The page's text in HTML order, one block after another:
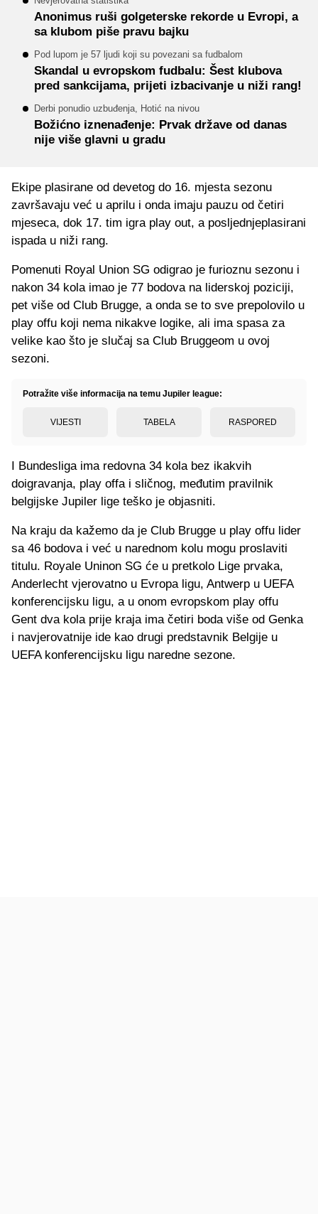
Anonimus ruši golgeterske rekorde u Evropi, a
sa klubom piše pravu bajku
Pod lupom je 57 ljudi koji su povezani sa fudbalom
Skandal u evropskom fudbalu: Šest klubova
pred sankcijama, prijeti izbacivanje u niži rang!
Derbi ponudio uzbuđenja, Hotić na nivou
Božićno iznenađenje: Prvak države od danas
nije više glavni u gradu
Ekipe plasirane od devetog do 16. mjesta sezonu
završavaju već u aprilu i onda imaju pauzu od četiri
mjeseca, dok 17. tim igra play out, a posljednjeplasirani
ispada u niži rang.
Pomenuti Royal Union SG odigrao je furioznu sezonu i
nakon 34 kola imao je 77 bodova na liderskoj poziciji,
pet više od Club Brugge, a onda se to sve prepolovilo u
play offu koji nema nikakve logike, ali ima spasa za
velike kao što je slučaj sa Club Bruggeom u ovoj
sezoni.
Potražite više informacija na temu Jupiler league:
VIJESTI TABELA RASPORED
I Bundesliga ima redovna 34 kola bez ikakvih
doigravanja, play offa i sličnog, međutim pravilnik
belgijske Jupiler lige teško je objasniti.
Na kraju da kažemo da je Club Brugge u play offu lider
sa 46 bodova i već u narednom kolu mogu proslaviti
titulu. Royale Uninon SG će u pretkolo Lige prvaka,
Anderlecht vjerovatno u Evropa ligu, Antwerp u UEFA
konferencijsku ligu, a u onom evropskom play offu
Gent dva kola prije kraja ima četiri boda više od Genka
i navjerovatnije ide kao drugi predstavnik Belgije u
UEFA konferencijsku ligu naredne sezone.